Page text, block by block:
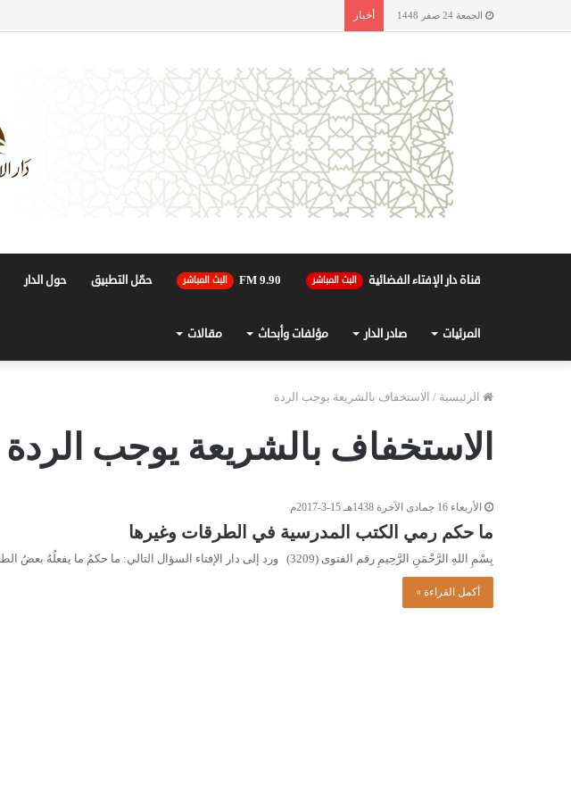
الجمعة 24 صفر 1448 أخبار
قناة دار الإفتاء الفضائية البث المباشر 90.FM 9 البث المباشر حمّل التطبيق حول الدار
المرئيات صادر الدار مؤلفات وأبحاث مقالات
الرئيسية / الاستخفاف بالشريعة يوجب الردة
الاستخفاف بالشريعة يوجب الردة
الأربعاء 16 جمادى الآخرة 1438هـ 15-3-2017م
ما حكم رمي الكتب المدرسية في الطرقات وغيرها
بِسْمِ اللهِ الرَّحْمَنِ الرَّحِيمِ رقم الفتوى (3209) ورد إلى دار الإفتاء السؤال التالي: ما حكمُ ما يفعلُهُ بعضُ الطلبة…
أكمل القراءة »